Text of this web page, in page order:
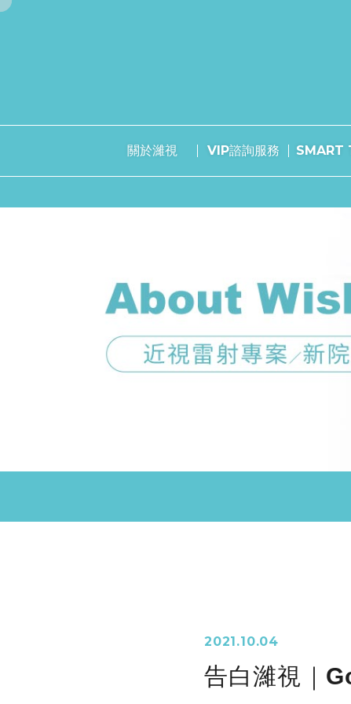
關於濰視 VIP諮詢服務 SMART
2021.10.04
告白濰視｜